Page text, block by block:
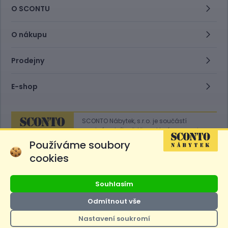
O SCONTU
O nákupu
Prodejny
E-shop
SCONTO Nábytek, s.r.o. je součástí
mezinárodního řetězce, který provozuje
obchodní domy
Sconto.
Ceny produktů na e-shopu sconto.cz jsou označeny následovně. Běžná
Používáme soubory
cookies
Souhlasím
Odmítnout vše
Nastavení soukromí